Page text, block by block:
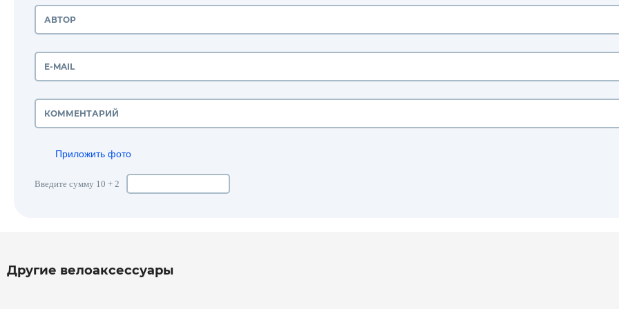
Приложить фото
Введите сумму 10 + 2
Другие велоаксессуары